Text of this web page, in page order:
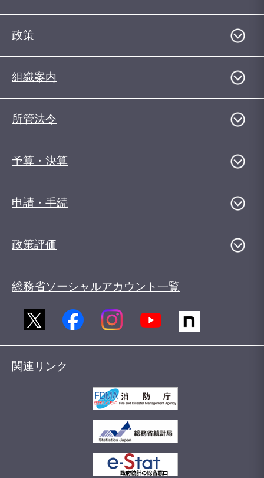
政策
組織案内
所管法令
予算・決算
申請・手続
政策評価
総務省ソーシャルアカウント一覧
関連リンク